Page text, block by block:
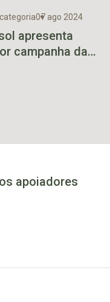
07 ago 2024
apresenta
campanha da
apoiadores